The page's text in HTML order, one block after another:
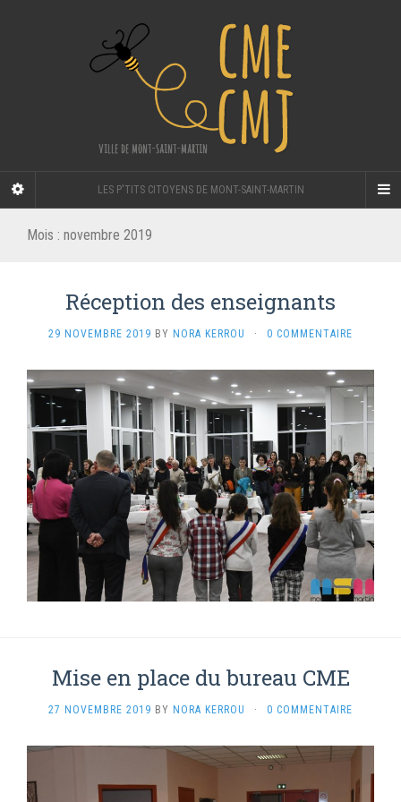
LES P'TITS CITOYENS DE MONT-SAINT-MARTIN
Mois : novembre 2019
Réception des enseignants
29 NOVEMBRE 2019 BY NORA KERROU · 0 COMMENTAIRE
Mise en place du bureau CME
27 NOVEMBRE 2019 BY NORA KERROU · 0 COMMENTAIRE